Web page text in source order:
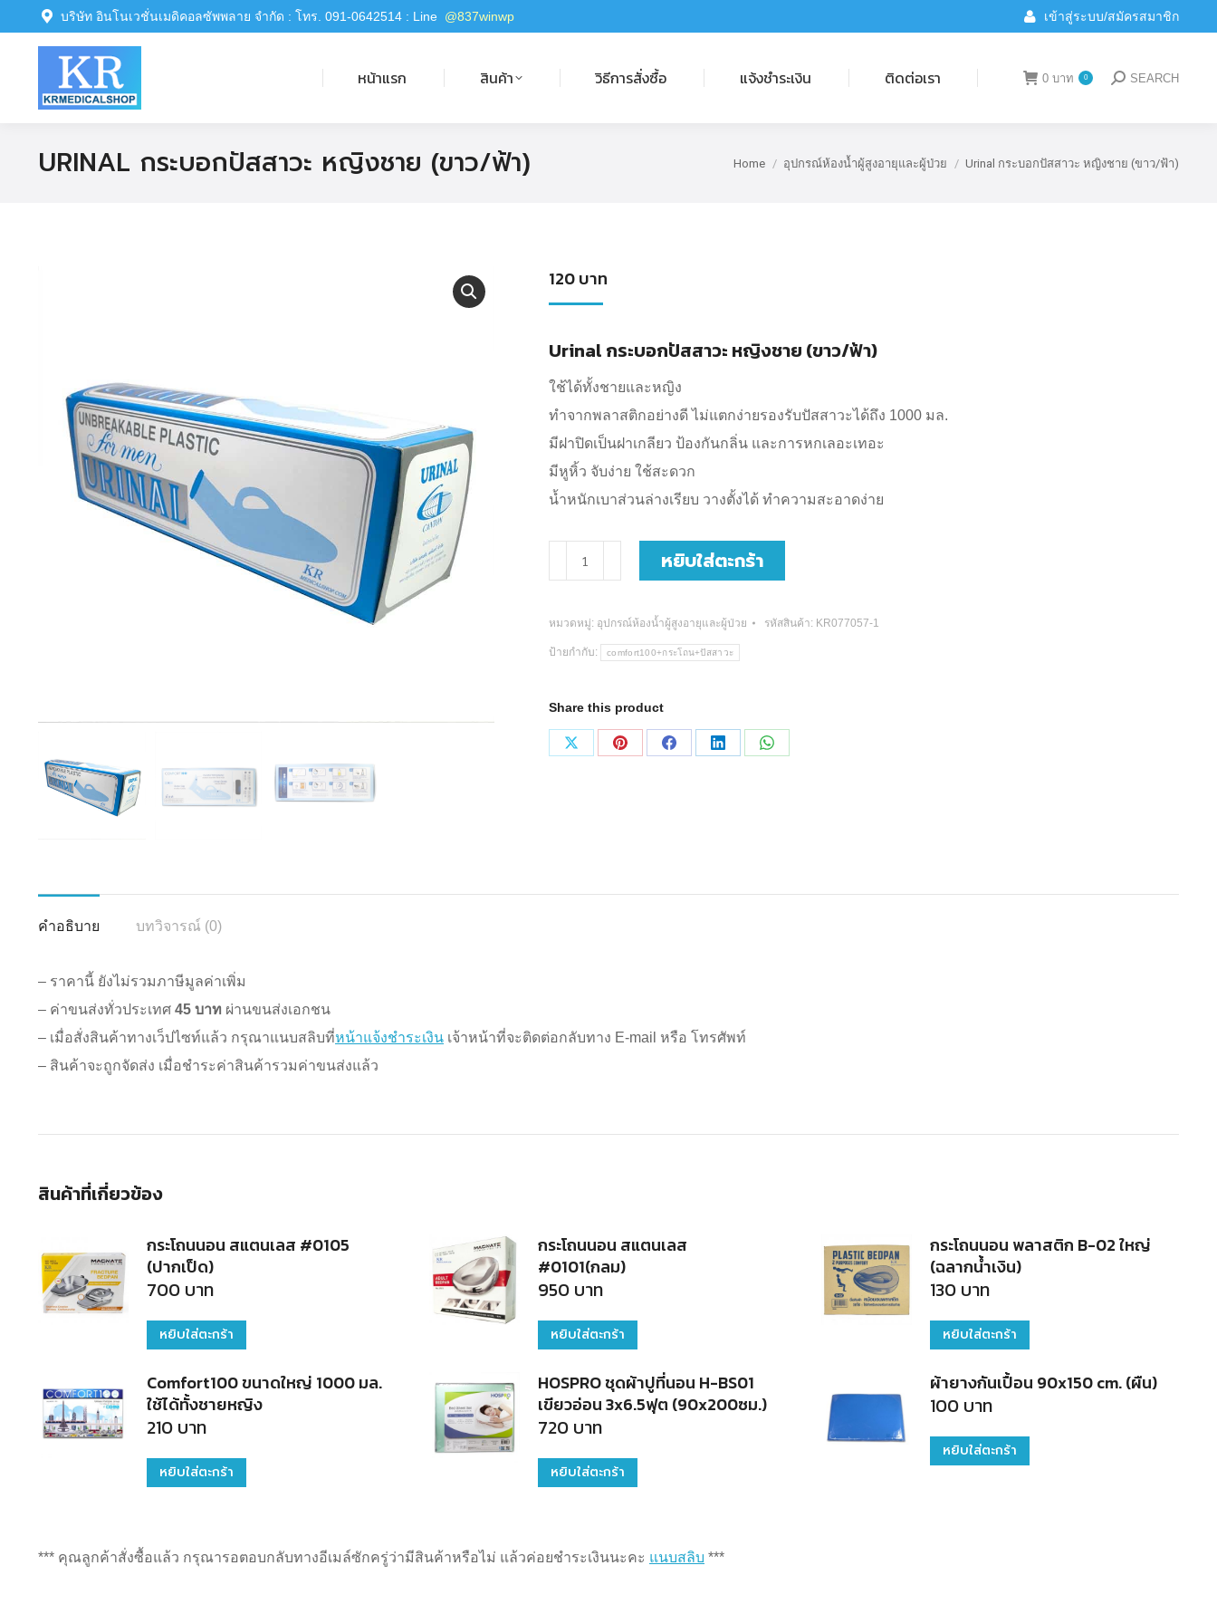
บริษัท อินโนเวชั่นเมดิคอลซัพพลาย จำกัด : โทร. 091-0642514 : Line @837winwp เข้าสู่ระบบ/สมัครสมาชิก
หน้าแรก สินค้า วิธีการสั่งซื้อ แจ้งชำระเงิน ติดต่อเรา 0 บาท 0 Search:
SEARCH
URINAL กระบอกปัสสาวะ หญิงชาย (ขาว/ฟ้า) You are here:
Home อุปกรณ์ห้องน้ำผู้สูงอายุและผู้ป่วย Urinal กระบอกปัสสาวะ หญิงชาย (ขาว/ฟ้า)
120บาท
Urinal กระบอกปัสสาวะ หญิงชาย (ขาว/ฟ้า)
ใช้ได้ทั้งชายและหญิง
ทำจากพลาสติกอย่างดี ไม่แตกง่ายรองรับปัสสาวะได้ถึง 1000 มล.
มีฝาปิดเป็นฝาเกลียว ป้องกันกลิ่น และการหกเลอะเทอะ
มีหูหิ้ว จับง่าย ใช้สะดวก
น้ำหนักเบาส่วนล่างเรียบ วางตั้งได้ ทำความสะอาดง่าย
จำนวน
Urinal
ฟ้า)
หยิบใส่ตะกร้า
หมวดหมู่: อุปกรณ์ห้องน้ำผู้สูงอายุและผู้ป่วย รหัสสินค้า: KR077057-1
ป้ายกำกับ: comfort100+กระโถน+ปัสสาวะ
Share this product
Share
Share
Share
Share
Share
คำอธิบาย บทวิจารณ์ (0)
– ราคานี้ ยังไม่รวมภาษีมูลค่าเพิ่ม
– ค่าขนส่งทั่วประเทศ 45 บาท ผ่านขนส่งเอกชน
– เมื่อสั่งสินค้าทางเว็ปไซท์แล้ว กรุณาแนบสลิบที่หน้าแจ้งชำระเงิน เจ้าหน้าที่จะติดต่อกลับทาง E-mail หรือ โทรศัพท์
– สินค้าจะถูกจัดส่ง เมื่อชำระค่าสินค้ารวมค่าขนส่งแล้ว
สินค้าที่เกี่ยวข้อง
กระโถนนอน สแตนเลส #0105
(ปากเป็ด)
700 บาท
หยิบใส่ตะกร้า
กระโถนนอน สแตนเลส
#0101(กลม)
950 บาท
หยิบใส่ตะกร้า
กระโถนนอน พลาสติก B-02 ใหญ่
(ฉลากน้ำเงิน)
130บาท
หยิบใส่ตะกร้า
Comfort100 ขนาดใหญ่ 1000 มล.
ใช้ได้ทั้งชาย​หญิง
210 บาท
หยิบใส่ตะกร้า
HOSPRO ชุดผ้าปูที่นอน H-BS01
เขียวอ่อน 3x6.5ฟุต (90x200ซม.)
720 บาท
หยิบใส่ตะกร้า
ผ้ายางกันเปื้อน 90x150 cm. (ผืน)
100บาท
หยิบใส่ตะกร้า
*** คุณลูกค้าสั่งซื้อแล้ว กรุณารอตอบกลับทางอีเมล์ซักครู่ว่ามีสินค้าหรือไม่ แล้วค่อยชำระเงินนะคะ แนบสลิบ ***
หน้าแรก สินค้า วิธีการสั่งซื้อ แจ้งชำระเงิน ติดต่อเรา บาท Search: